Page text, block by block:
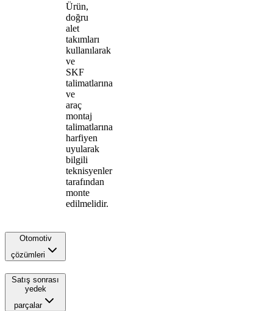
Ürün,
doğru
alet
takımları
kullanılarak
ve
SKF
talimatlarına
ve
araç
montaj
talimatlarına
harfiyen
uyularak
bilgili
teknisyenler
tarafından
monte
edilmelidir.
Otomotiv
çözümleri
Satış sonrası
yedek
parçalar